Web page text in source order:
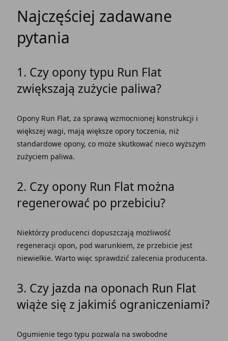
Najczęściej zadawane
pytania
1. Czy opony typu Run Flat
zwiększają zużycie paliwa?
Opony Run Flat, za sprawą wzmocnionej konstrukcji i
większej wagi, mają większe opory toczenia, niż
standardowe opony, co może skutkować nieco wyższym
zużyciem paliwa.
2. Czy opony Run Flat można
regenerować po przebiciu?
Niektórzy producenci dopuszczają możliwość
regeneracji opon, pod warunkiem, że przebicie jest
niewielkie. Warto więc sprawdzić zalecenia producenta.
3. Czy jazda na oponach Run Flat
wiąże się z jakimiś ograniczeniami?
Ogumienie tego typu pozwala na swobodne